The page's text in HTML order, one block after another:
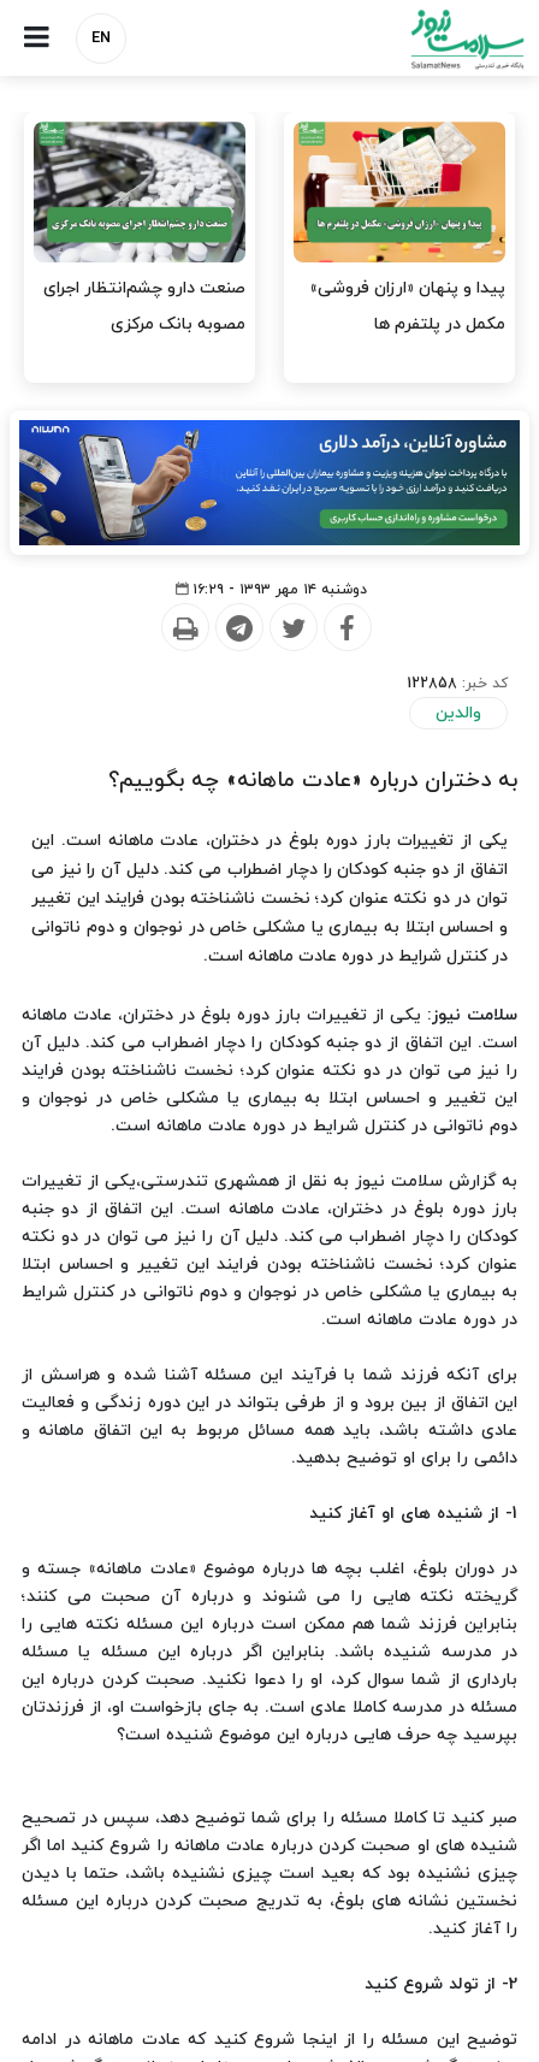
EN
هشدار کانون هموفیلی ایران:
۴ هزار بیمار ۸ ماه است
نسخه وزارت بهداشت برای
مهار پزشک‌نماهای
دوشنبه ۱۴ مهر ۱۳۹۳ - ۱۶:۲۹
کد خبر: 122858
والدین
به دختران درباره «عادت ماهانه» چه بگوییم؟
یکی از تغییرات بارز دوره بلوغ در دختران، عادت ماهانه است. این
اتفاق از دو جنبه کودکان را دچار اضطراب می کند. دلیل آن را نیز می
توان در دو نکته عنوان کرد؛ نخست ناشناخته بودن فرایند این تغییر
و احساس ابتلا به بیماری یا مشکلی خاص در نوجوان و دوم ناتوانی
در کنترل شرایط در دوره عادت ماهانه است.
سلامت نیوز: یکی از تغییرات بارز دوره بلوغ در دختران، عادت ماهانه
است. این اتفاق از دو جنبه کودکان را دچار اضطراب می کند. دلیل آن
را نیز می توان در دو نکته عنوان کرد؛ نخست ناشناخته بودن فرایند
این تغییر و احساس ابتلا به بیماری یا مشکلی خاص در نوجوان و
دوم ناتوانی در کنترل شرایط در دوره عادت ماهانه است.
به گزارش سلامت نیوز به نقل از همشهری تندرستی،یکی از تغییرات
بارز دوره بلوغ در دختران، عادت ماهانه است. این اتفاق از دو جنبه
کودکان را دچار اضطراب می کند. دلیل آن را نیز می توان در دو نکته
عنوان کرد؛ نخست ناشناخته بودن فرایند این تغییر و احساس ابتلا
به بیماری یا مشکلی خاص در نوجوان و دوم ناتوانی در کنترل شرایط
در دوره عادت ماهانه است.
برای آنکه فرزند شما با فرآیند این مسئله آشنا شده و هراسش از
این اتفاق از بین برود و از طرفی بتواند در این دوره زندگی و فعالیت
عادی داشته باشد، باید همه مسائل مربوط به این اتفاق ماهانه و
دائمی را برای او توضیح بدهید.
1- از شنیده های او آغاز کنید
در دوران بلوغ، اغلب بچه ها درباره موضوع «عادت ماهانه» جسته و
گریخته نکته هایی را می شنوند و درباره آن صحبت می کنند؛
بنابراین فرزند شما هم ممکن است درباره این مسئله نکته هایی را
در مدرسه شنیده باشد. بنابراین اگر درباره این مسئله یا مسئله
بارداری از شما سوال کرد، او را دعوا نکنید. صحبت کردن درباره این
مسئله در مدرسه کاملا عادی است. به جای بازخواست او، از فرزندتان
بپرسید چه حرف هایی درباره این موضوع شنیده است؟
صبر کنید تا کاملا مسئله را برای شما توضیح دهد، سپس در تصحیح
شنیده های او صحبت کردن درباره عادت ماهانه را شروع کنید اما اگر
چیزی نشنیده بود که بعید است چیزی نشنیده باشد، حتما با دیدن
نخستین نشانه های بلوغ، به تدریج صحبت کردن درباره این مسئله
را آغاز کنید.
2- از تولد شروع کنید
توضیح این مسئله را از اینجا شروع کنید که عادت ماهانه در ادامه